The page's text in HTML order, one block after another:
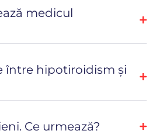
medicul
între hipotiroidism și
Ce urmează?